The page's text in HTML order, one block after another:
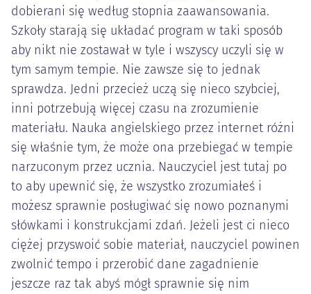
dobierani się według stopnia zaawansowania.
Szkoły starają się układać program w taki sposób
aby nikt nie zostawał w tyle i wszyscy uczyli się w
tym samym tempie. Nie zawsze się to jednak
sprawdza. Jedni przecież uczą się nieco szybciej,
inni potrzebują więcej czasu na zrozumienie
materiału. Nauka angielskiego przez internet różni
się właśnie tym, że może ona przebiegać w tempie
narzuconym przez ucznia. Nauczyciel jest tutaj po
to aby upewnić się, że wszystko zrozumiałeś i
możesz sprawnie posługiwać się nowo poznanymi
słówkami i konstrukcjami zdań. Jeżeli jest ci nieco
ciężej przyswoić sobie materiał, nauczyciel powinen
zwolnić tempo i przerobić dane zagadnienie
jeszcze raz tak abyś mógł sprawnie się nim